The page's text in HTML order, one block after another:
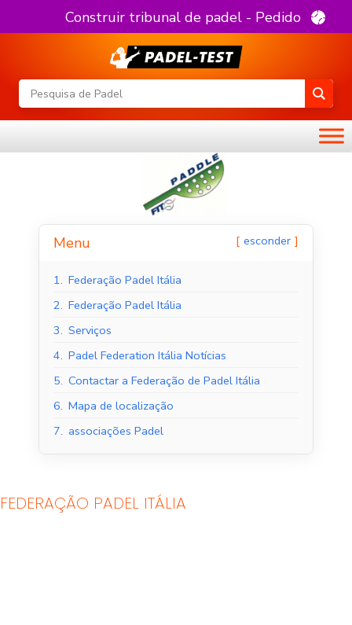
Construir tribunal de padel - Pedido
Menu esconder
1. Federação Padel Itália
2. Federação Padel Itália
3. Serviços
4. Padel Federation Itália Notícias
5. Contactar a Federação de Padel Itália
6. Mapa de localização
7. associações Padel
FEDERAÇÃO PADEL ITÁLIA